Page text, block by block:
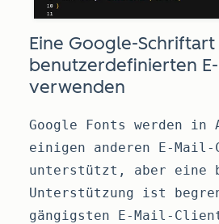
Eine Google-
benutzerdefinierten
verwenden
Google Fonts werden in
einigen anderen E-
unterstützt, aber eine
Unterstützung ist
gängigsten E-Mail-